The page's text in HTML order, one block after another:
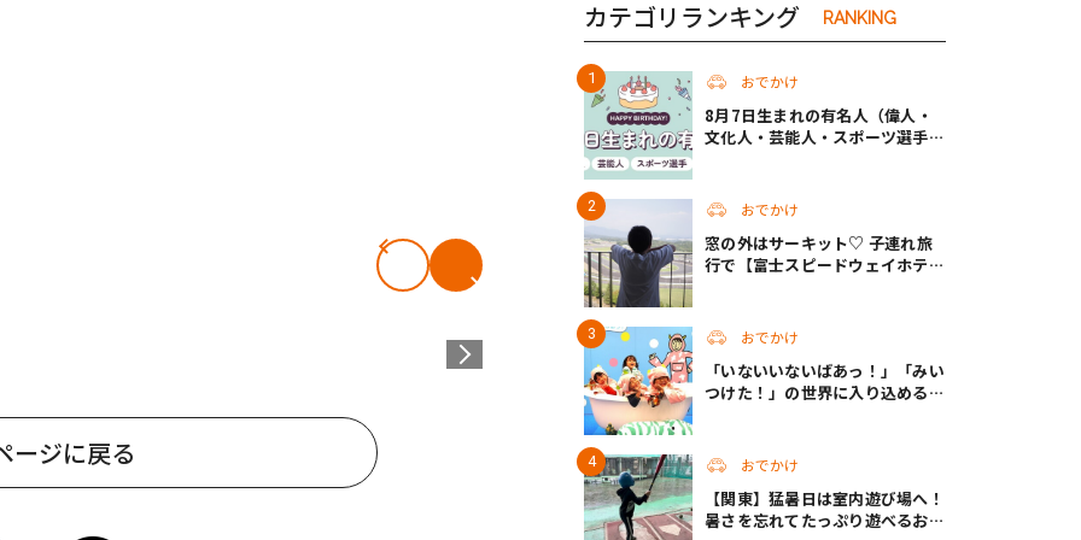
ージに戻る
カテゴリランキング RANKING
おでかけ
8月7日生まれの有名人（偉人・
文化人・芸能人・スポーツ選手・
おでかけ
窓の外はサーキット♡ 子連れ旅
行で【富士スピードウェイホテ
おでかけ
「いないいないばあっ！」「みい
つけた！」の世界に入り込める！
おでかけ
【関東】猛暑日は室内遊び場へ！
暑さを忘れてたっぷり遊べるおす